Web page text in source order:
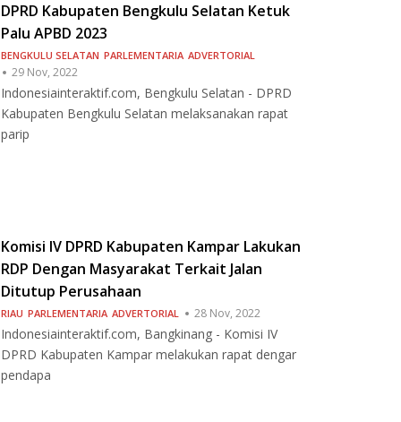
DPRD Kabupaten Bengkulu Selatan Ketuk
Palu APBD 2023
BENGKULU SELATAN PARLEMENTARIA ADVERTORIAL
29 Nov, 2022
Indonesiainteraktif.com, Bengkulu Selatan - DPRD
Kabupaten Bengkulu Selatan melaksanakan rapat
parip
Komisi IV DPRD Kabupaten Kampar Lakukan
RDP Dengan Masyarakat Terkait Jalan
Ditutup Perusahaan
RIAU PARLEMENTARIA ADVERTORIAL 28 Nov, 2022
Indonesiainteraktif.com, Bangkinang - Komisi IV
DPRD Kabupaten Kampar melakukan rapat dengar
pendapa